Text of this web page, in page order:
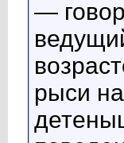
—
рыси